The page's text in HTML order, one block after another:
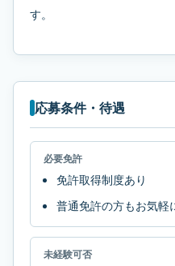
す。
応募条件・待遇
必要免許
免許取得制度あり
普通免許の方もお気軽
未経験可否